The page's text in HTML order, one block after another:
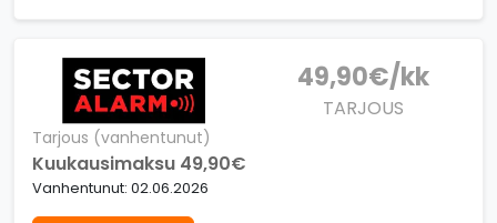
49,90€/kk
TARJOUS
Tarjous (vanhentunut)
Kuukausimaksu 49,90€
Vanhentunut: 02.06.2026